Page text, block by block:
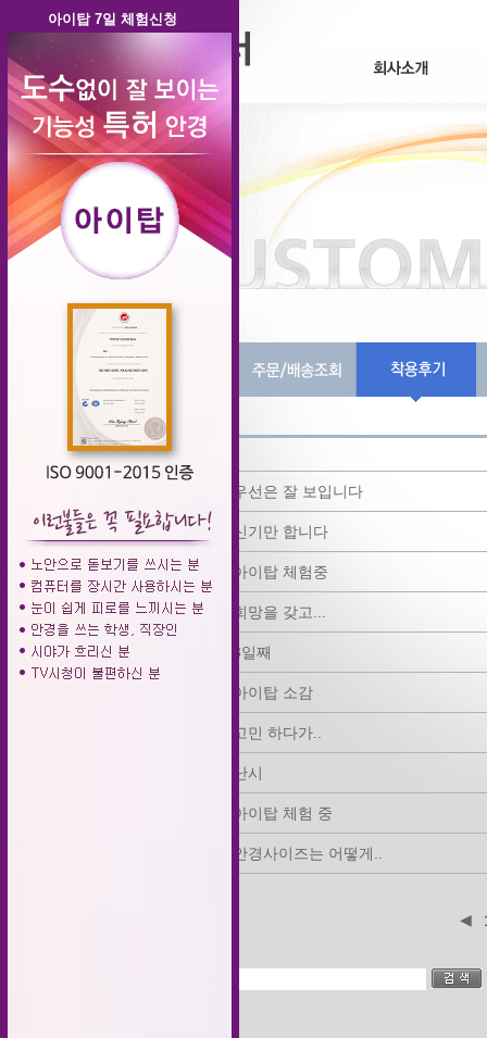
아이탑 7일 체험신청
번호
우선은 잘 보입니다
119 신기만 합니다
118 아이탑 체험중
117 희망을 갖고...
3일째
아이탑 소감
고민 하다가..
난시
아이탑 체험 중
안경사이즈는 어떻게..
◀